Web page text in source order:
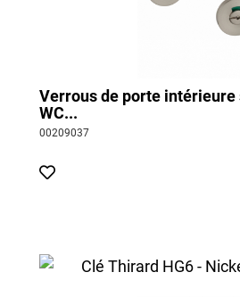
Verrous de porte intérieure
WC...
00209037